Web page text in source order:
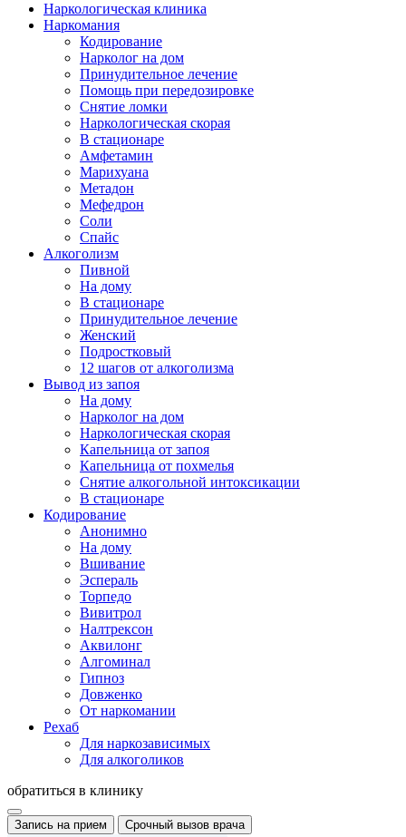
Наркологическая клиника
Наркомания
Кодирование
Нарколог на дом
Принудительное лечение
Помощь при передозировке
Снятие ломки
Наркологическая скорая
В стационаре
Амфетамин
Марихуана
Метадон
Мефедрон
Соли
Спайс
Алкоголизм
Пивной
На дому
В стационаре
Принудительное лечение
Женский
Подростковый
12 шагов от алкоголизма
Вывод из запоя
На дому
Нарколог на дом
Наркологическая скорая
Капельница от запоя
Капельница от похмелья
Снятие алкогольной интоксикации
В стационаре
Кодирование
Анонимно
На дому
Вшивание
Эспераль
Торпедо
Вивитрол
Налтрексон
Аквилонг
Алгоминал
Гипноз
Довженко
От наркомании
Рехаб
Для наркозависимых
Для алкоголиков
обратиться в клинику
Запись на прием Срочный вызов врача